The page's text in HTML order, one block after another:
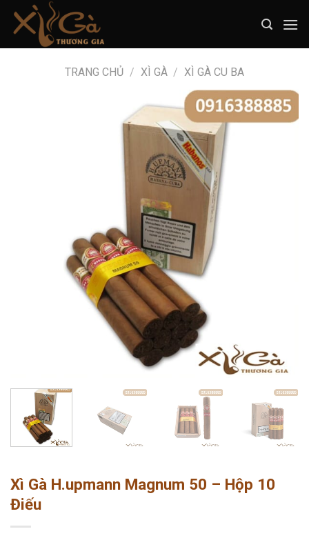
TRANG CHỦ / XÌ GÀ / XÌ GÀ CU BA
Xì Gà H.upmann Magnum 50 – Hộp 10
Điếu